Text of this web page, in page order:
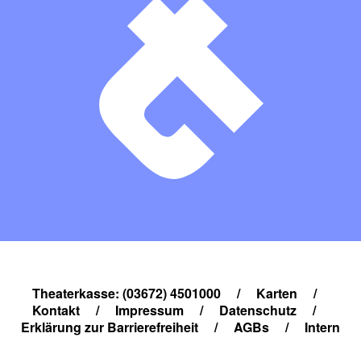
Theaterkasse: (03672) 4501000 / Karten
/
Kontakt
/ Impressum / Datenschutz
/
Erklärung zur Barrierefreiheit
/ AGBs / Intern